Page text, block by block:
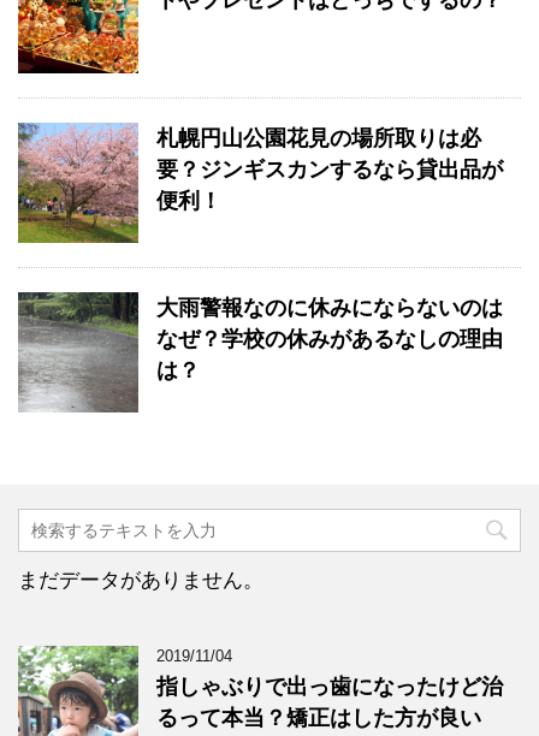
札幌円山公園花見の場所取りは必
要？ジンギスカンするなら貸出品が
便利！
大雨警報なのに休みにならないのは
なぜ？学校の休みがあるなしの理由
は？
まだデータがありません。
2019/11/04
指しゃぶりで出っ歯になったけど治
るって本当？矯正はした方が良い